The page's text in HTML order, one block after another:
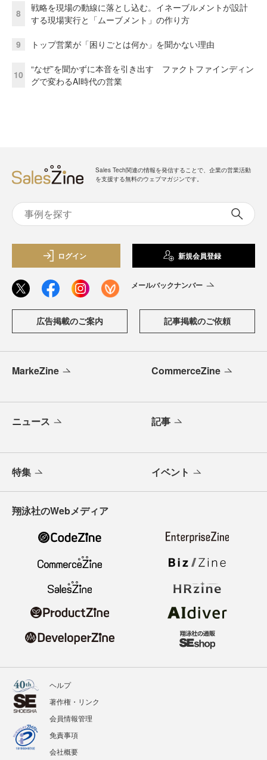
8
戦略を現場の動線に落とし込む。イネーブルメントが設計
する現場実行と「ムーブメント」の作り方
9 トップ営業が「困りごとは何か」を聞かない理由
10
“なぜ”を聞かずに本音を引き出す ファクトファインディン
グで変わるAI時代の営業
Sales Tech関連の情報を発信することで、企業の営業活動
を支援する無料のウェブマガジンです。
ログイン 新規会員登録
メールバックナンバー
広告掲載のご案内 記事掲載のご依頼
MarkeZine CommerceZine
ニュース 記事
特集 イベント
翔泳社のWebメディア
ヘルプ
著作権・リンク
会員情報管理
免責事項
会社概要